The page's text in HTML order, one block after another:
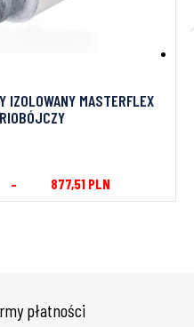
IZOLOWANY MASTERFLEX
– 877,51 PLN
płatności